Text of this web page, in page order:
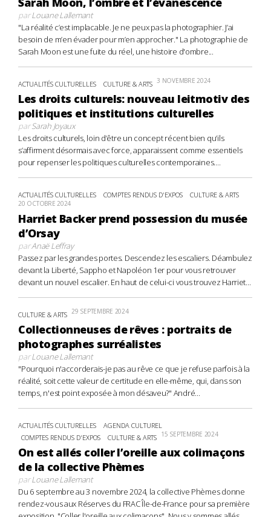
parLouane Lallemant
"La réalité c’est implacable. Je ne peux pas la photographier. J’ai
besoin de m’en évader pour m’en approcher." La photographie de
Sarah Moon est une fuite du réel, une histoire d'ombre...
ACTUALITÉS CULTURELLES CULTURE & ARTS 3 NOVEMBRE 2024
Les droits culturels: nouveau leitmotiv des
politiques et institutions culturelles
parSarah Joyaux
Les droits culturels, loin d’être un concept récent bien qu’ils
s’affirment désormais avec force, apparaissent comme essentiels
pour repenser les politiques culturelles contemporaines....
ACTUALITÉS CULTURELLES COMPTES RENDUS D'EXPOS CULTURE & ARTS
20 OCTOBRE 2024
Harriet Backer prend possession du musée
d’Orsay
parAnaë Leffray
Passez par les grandes portes. Descendez les escaliers. Déambulez
devant la Liberté, Sappho et Napoléon 1er pour vous retrouver
devant un nouvel escalier. En haut de celui-ci vous trouvez Harriet...
CULTURE & ARTS 29 SEPTEMBRE 2024
Collectionneuses de rêves : portraits de
photographes surréalistes
parLouane Lallemant
"Pourquoi n'accorderais-je pas au rêve ce que je refuse parfois à la
réalité, soit cette valeur de certitude en elle-même, qui, dans son
temps, n'est point exposée à mon désaveu?" André...
ACTUALITÉS CULTURELLES
AGENDA CULTUREL
COMPTES RENDUS D'EXPOS
CULTURE & ARTS 15 SEPTEMBRE 2024
On est allés coller l’oreille aux colimaçons
de la collective Phèmes
parLouane Lallemant
Du 6 septembre au 3 novembre 2024, la collective Phèmes donne
rendez-vous aux Réserves du FRAC Île-de-France pour sa première